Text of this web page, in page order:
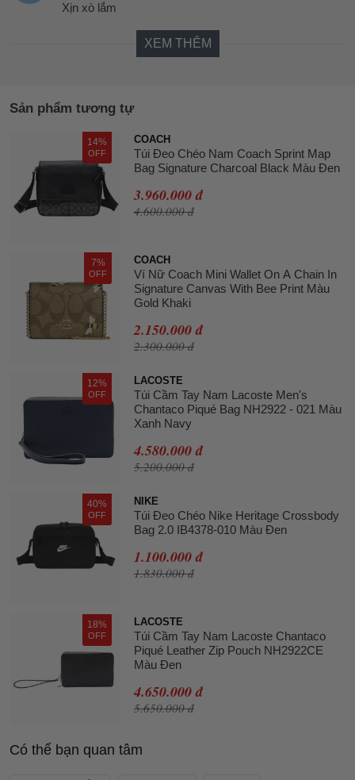
Xịn xò lắm
XEM THÊM
Sản phẩm tương tự
14%
OFF
COACH
Túi Đeo Chéo Nam Coach Sprint Map
Bag Signature Charcoal Black Màu Đen
3.960.000 đ
4.600.000 đ
7%
OFF
COACH
Ví Nữ Coach Mini Wallet On A Chain In
Signature Canvas With Bee Print Màu
Gold Khaki
2.150.000 đ
2.300.000 đ
12%
OFF
LACOSTE
Túi Cầm Tay Nam Lacoste Men's
Chantaco Piqué Bag NH2922 - 021 Màu
Xanh Navy
4.580.000 đ
5.200.000 đ
40%
OFF
NIKE
Túi Đeo Chéo Nike Heritage Crossbody
Bag 2.0 IB4378-010 Màu Đen
1.100.000 đ
1.830.000 đ
18%
OFF
LACOSTE
Túi Cầm Tay Nam Lacoste Chantaco
Piqué Leather Zip Pouch NH2922CE
Màu Đen
4.650.000 đ
5.650.000 đ
Có thể bạn quan tâm